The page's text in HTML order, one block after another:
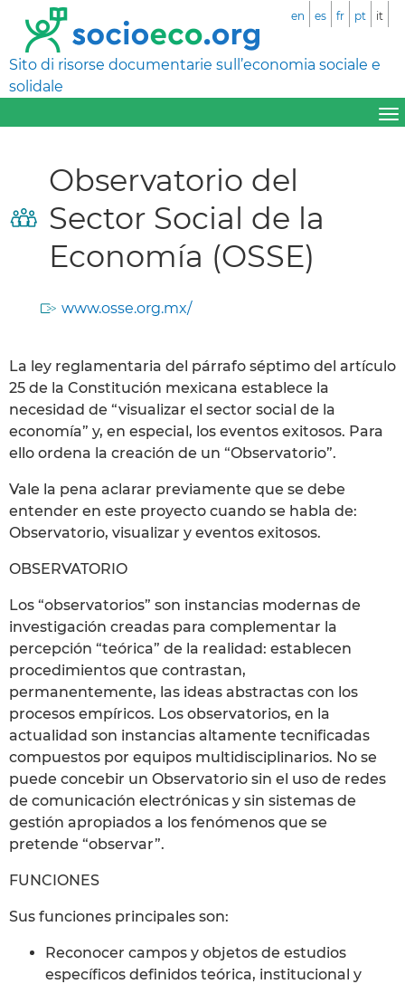
Sito di risorse documentarie sull’economia sociale e
solidale
en es fr pt it
Observatorio del
Sector Social de la
Economía (OSSE)
www.osse.org.mx/
La ley reglamentaria del párrafo séptimo del artículo
25 de la Constitución mexicana establece la
necesidad de “visualizar el sector social de la
economía” y, en especial, los eventos exitosos. Para
ello ordena la creación de un “Observatorio”.
Vale la pena aclarar previamente que se debe
entender en este proyecto cuando se habla de:
Observatorio, visualizar y eventos exitosos.
OBSERVATORIO
Los “observatorios” son instancias modernas de
investigación creadas para complementar la
percepción “teórica” de la realidad: establecen
procedimientos que contrastan,
permanentemente, las ideas abstractas con los
procesos empíricos. Los observatorios, en la
actualidad son instancias altamente tecnificadas
compuestos por equipos multidisciplinarios. No se
puede concebir un Observatorio sin el uso de redes
de comunicación electrónicas y sin sistemas de
gestión apropiados a los fenómenos que se
pretende “observar”.
FUNCIONES
Sus funciones principales son:
Reconocer campos y objetos de estudios
específicos definidos teórica, institucional y